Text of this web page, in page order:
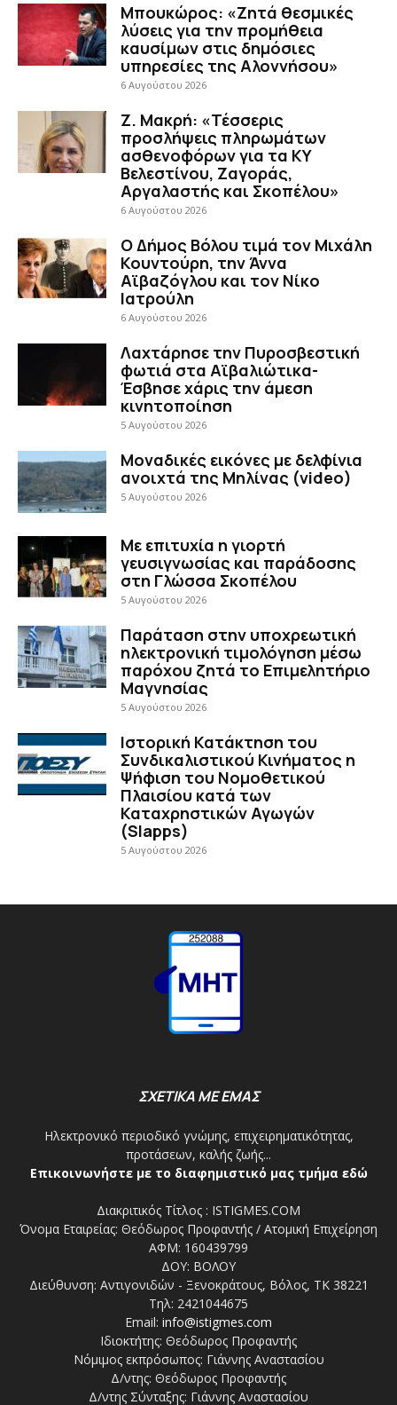
Μπουκώρος: «Ζητά θεσμικές
λύσεις για την προμήθεια
καυσίμων στις δημόσιες
υπηρεσίες της Αλοννήσου»
6 Αυγούστου 2026
Ζ. Μακρή: «Τέσσερις
προσλήψεις πληρωμάτων
ασθενοφόρων για τα ΚΥ
Βελεστίνου, Ζαγοράς,
Αργαλαστής και Σκοπέλου»
6 Αυγούστου 2026
Ο Δήμος Βόλου τιμά τον Μιχάλη
Κουντούρη, την Άννα
Αϊβαζόγλου και τον Νίκο
Ιατρούλη
6 Αυγούστου 2026
Λαχτάρησε την Πυροσβεστική
φωτιά στα Αϊβαλιώτικα-
Έσβησε χάρις την άμεση
κινητοποίηση
5 Αυγούστου 2026
Μοναδικές εικόνες με δελφίνια
ανοιχτά της Μηλίνας (video)
5 Αυγούστου 2026
Με επιτυχία η γιορτή
γευσιγνωσίας και παράδοσης
στη Γλώσσα Σκοπέλου
5 Αυγούστου 2026
Παράταση στην υποχρεωτική
ηλεκτρονική τιμολόγηση μέσω
παρόχου ζητά το Επιμελητήριο
Μαγνησίας
5 Αυγούστου 2026
Ιστορική Κατάκτηση του
Συνδικαλιστικού Κινήματος η
Ψήφιση του Νομοθετικού
Πλαισίου κατά των
Καταχρηστικών Αγωγών
(Slapps)
5 Αυγούστου 2026
ΣΧΕΤΙΚΑ ΜΕ ΕΜΑΣ
Ηλεκτρονικό περιοδικό γνώμης, επιχειρηματικότητας,
προτάσεων, καλής ζωής...
Επικοινωνήστε με το διαφημιστικό μας τμήμα εδώ
Διακριτικός Τίτλος : ISTIGMES.COM
Όνομα Εταιρείας: Θεόδωρος Προφαντής / Ατομική Επιχείρηση
ΑΦΜ: 160439799
ΔΟΥ: ΒΟΛΟΥ
Διεύθυνση: Αντιγονιδών - Ξενοκράτους, Βόλος, ΤΚ 38221
Τηλ: 2421044675
Email: info@istigmes.com
Ιδιοκτήτης: Θεόδωρος Προφαντής
Νόμιμος εκπρόσωπος: Γιάννης Αναστασίου
Δ/ντης: Θεόδωρος Προφαντής
Δ/ντης Σύνταξης: Γιάννης Αναστασίου